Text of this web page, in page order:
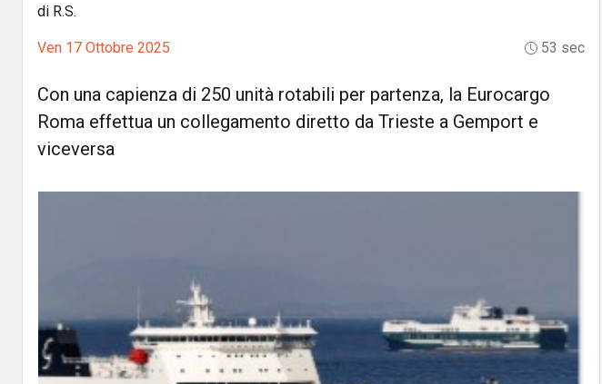
di R.S.
Ven 17 Ottobre 2025 53 sec
Con una capienza di 250 unità rotabili per partenza, la Eurocargo
Roma effettua un collegamento diretto da Trieste a Gemport e
viceversa